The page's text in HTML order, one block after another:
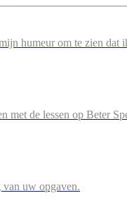
humeur om te zien dat
met de lessen op Beter
van uw opgaven.